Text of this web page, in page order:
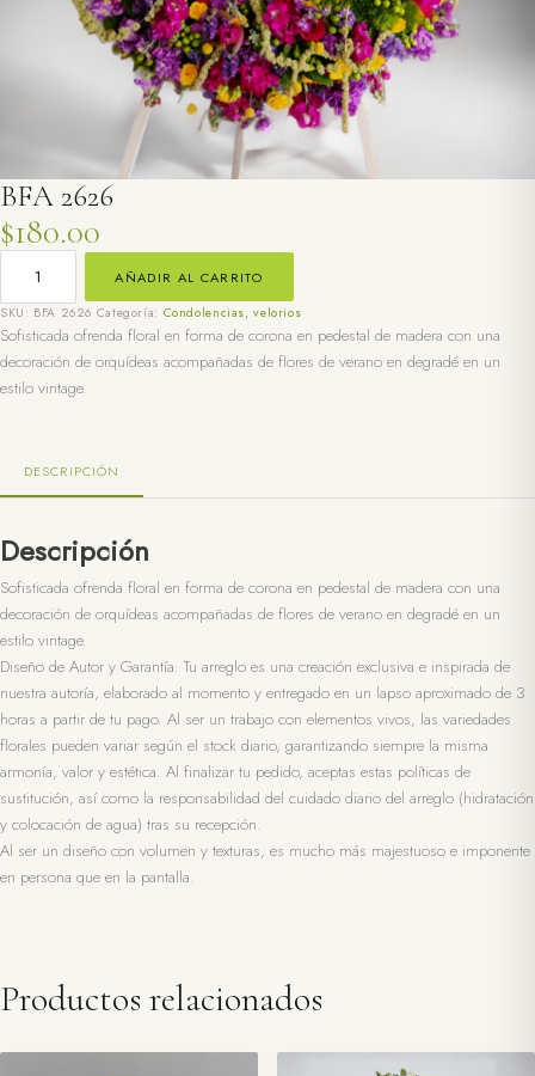
BFA 2626
$180.00
Sofisticada ofrenda floral en forma de corona en pedestal de madera con una
decoración de orquídeas acompañadas de flores de verano en degradé en un
estilo vintage.
AÑADIR AL CARRITO
SKU: BFA 2626 Categoría: Condolencias, velorios
DESCRIPCIÓN
Descripción
Sofisticada ofrenda floral en forma de corona en pedestal de madera con una
decoración de orquídeas acompañadas de flores de verano en degradé en un
estilo vintage.
Diseño de Autor y Garantía: Tu arreglo es una creación exclusiva e inspirada de
nuestra autoría, elaborado al momento y entregado en un lapso aproximado de 3
horas a partir de tu pago. Al ser un trabajo con elementos vivos, las variedades
florales pueden variar según el stock diario, garantizando siempre la misma
armonía, valor y estética. Al finalizar tu pedido, aceptas estas políticas de
sustitución, así como la responsabilidad del cuidado diario del arreglo (hidratación
y colocación de agua) tras su recepción.
Al ser un diseño con volumen y texturas, es mucho más majestuoso e imponente
en persona que en la pantalla.
Productos relacionados